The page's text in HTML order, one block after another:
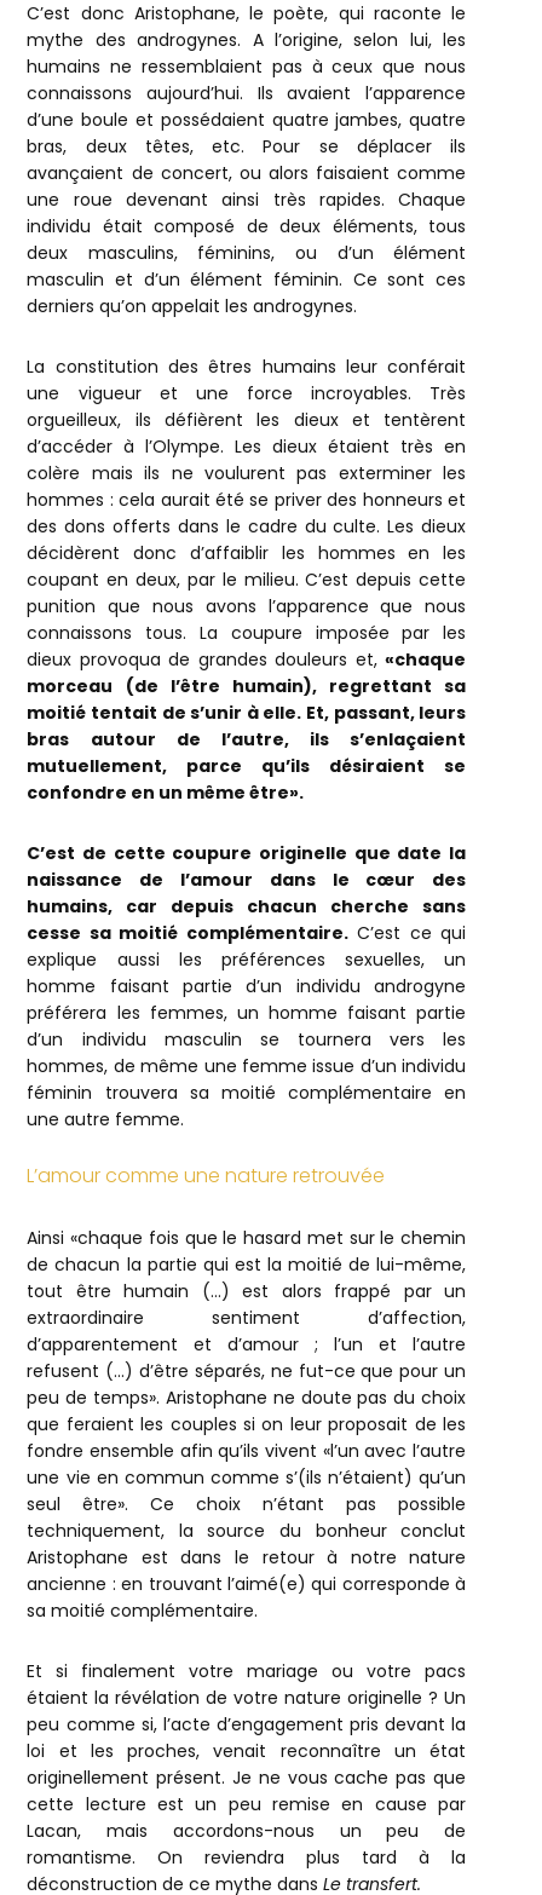
C’est donc Aristophane, le poète, qui raconte le
mythe des androgynes. A l’origine, selon lui, les
humains ne ressemblaient pas à ceux que nous
connaissons aujourd’hui. Ils avaient l’apparence
d’une boule et possédaient quatre jambes, quatre
bras, deux têtes, etc. Pour se déplacer ils
avançaient de concert, ou alors faisaient comme
une roue devenant ainsi très rapides. Chaque
individu était composé de deux éléments, tous
deux masculins, féminins, ou d’un élément
masculin et d’un élément féminin. Ce sont ces
derniers qu’on appelait les androgynes.
La constitution des êtres humains leur conférait
une vigueur et une force incroyables. Très
orgueilleux, ils défièrent les dieux et tentèrent
d’accéder à l’Olympe. Les dieux étaient très en
colère mais ils ne voulurent pas exterminer les
hommes : cela aurait été se priver des honneurs et
des dons offerts dans le cadre du culte. Les dieux
décidèrent donc d’affaiblir les hommes en les
coupant en deux, par le milieu. C’est depuis cette
punition que nous avons l’apparence que nous
connaissons tous. La coupure imposée par les
dieux provoqua de grandes douleurs et,«chaque
morceau (de l’être humain), regrettant sa
moitié tentait de s’unir à elle. Et, passant, leurs
bras autour de l’autre, ils s’enlaçaient
mutuellement, parce qu’ils désiraient se
confondre en un même être».
C’est de cette coupure originelle que date la
naissance de l’amour dans le cœur des
humains, car depuis chacun cherche sans
cesse sa moitié complémentaire.C’est ce qui
explique aussi les préférences sexuelles, un
homme faisant partie d’un individu androgyne
préférera les femmes, un homme faisant partie
d’un individu masculin se tournera vers les
hommes, de même une femme issue d’un individu
féminin trouvera sa moitié complémentaire en
une autre femme.
L’amour comme une nature retrouvée
Ainsi «chaque fois que le hasard met sur le chemin
de chacun la partie qui est la moitié de lui-même,
tout être humain (…) est alors frappé par un
extraordinaire sentiment d’affection,
d’apparentement et d’amour ; l’un et l’autre
refusent (…) d’être séparés, ne fut-ce que pour un
peu de temps». Aristophane ne doute pas du choix
que feraient les couples si on leur proposait de les
fondre ensemble afin qu’ils vivent «l’un avec l’autre
une vie en commun comme s’(ils n’étaient) qu’un
seul être». Ce choix n’étant pas possible
techniquement, la source du bonheur conclut
Aristophane est dans le retour à notre nature
ancienne : en trouvant l’aimé(e) qui corresponde à
sa moitié complémentaire.
Et si finalement votre mariage ou votre pacs
étaient la révélation de votre nature originelle ? Un
peu comme si, l’acte d’engagement pris devant la
loi et les proches, venait reconnaître un état
originellement présent. Je ne vous cache pas que
cette lecture est un peu remise en cause par
Lacan, mais accordons-nous un peu de
romantisme. On reviendra plus tard à la
déconstruction de ce mythe dansLe transfert.